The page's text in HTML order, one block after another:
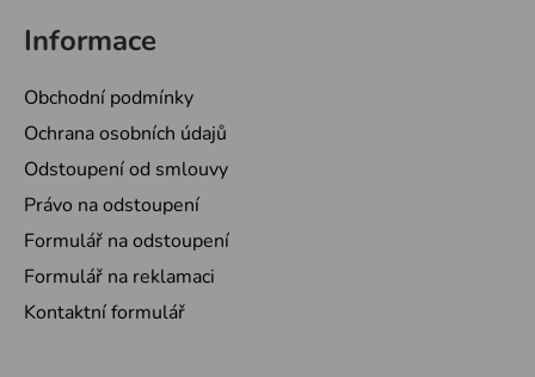
Informace
Obchodní podmínky
Ochrana osobních údajů
Odstoupení od smlouvy
Právo na odstoupení
Formulář na odstoupení
Formulář na reklamaci
Kontaktní formulář